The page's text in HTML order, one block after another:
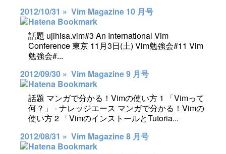
2012/10/31 » Vim Magazine 10 月号
話題 ujihisa.vim#3 An International Vim
Conference 東京 11月3日(土) Vim勉強会#11 Vim
勉強会#...
2012/09/30 » Vim Magazine 9 月号
話題 マンガで分かる！Vimの使い方 1 「Vimって
何？」 - ナレッジエース マンガで分かる！Vimの
使い方 2 「VimのインストールとTutoria...
2012/08/31 » Vim Magazine 8 月号